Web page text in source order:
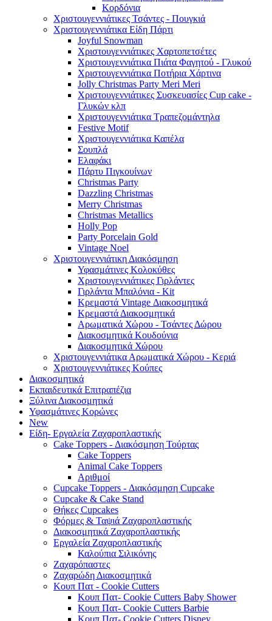
Κορδόνια
Χριστουγεννιάτικες Τσάντες - Πουγκιά
Χριστουγεννιάτικα Είδη Πάρτι
Joyful Snowman
Χριστουγεννιάτικες Χαρτοπετσέτες
Χριστουγεννιάτικα Πιάτα Φαγητού - Γλυκού
Χριστουγεννιάτικα Ποτήρια Χάρτινα
Jolly Christmas Party Meri Meri
Χριστουγεννιάτικες Συσκευασίες Cup cake -
Γλυκών κλπ
Χριστουγεννιάτικα Τραπεζομάντηλα
Festive Motif
Χριστουγεννιάτικα Καπέλα
Σουπλά
Ελαφάκι
Πάρτυ Πιγκουίνων
Christmas Party
Dazzling Christmas
Merry Christmas
Christmas Metallics
Holly Pop
Party Porcelain Gold
Vintage Noel
Χριστουγεννιάτικη Διακόσμηση
Υφασμάτινες Κολοκύθες
Χριστουγεννιάτικες Γιρλάντες
Γιρλάντα Μπαλόνια - Kit
Κρεμαστά Vintage Διακοσμητικά
Κρεμαστά Διακοσμητικά
Αρωματικά Χώρου - Τσάντες Δώρου
Διακοσμητικά Κουδούνια
Διακοσμητικά Χώρου
Χριστουγεννιάτικα Αρωματικά Χώρου - Κεριά
Χριστουγεννιάτικες Κούπες
Διακοσμητικά
Εκπαιδευτικά Επιτραπέζια
Ξύλινα Διακοσμητικά
Υφασμάτινες Κορώνες
New
Είδη- Εργαλεία Ζαχαροπλαστικής
Cake Toppers - Διακόσμηση Τούρτας
Cake Toppers
Animal Cake Toppers
Αριθμοί
Cupcake Toppers - Διακόσμηση Cupcake
Cupcake & Cake Stand
Θήκες Cupcakes
Φόρμες & Ταψιά Ζαχαροπλαστικής
Διακοσμητικά Ζαχαροπλαστικής
Εργαλεία Ζαχαροπλαστικής
Καλούπια Σιλικόνης
Ζαχαρόπαστες
Ζαχαρώδη Διακοσμητικά
Κουπ Πατ - Cookie Cutters
Κουπ Πατ- Cookie Cutters Baby Shower
Κουπ Πατ- Cookie Cutters Barbie